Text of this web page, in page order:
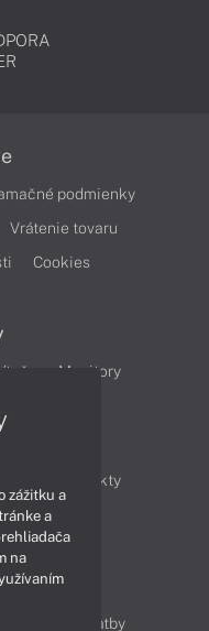
podmienky
Vrátenie tovaru
Cookies
Monitory
Produkty
a platby
zážitku a
a
na